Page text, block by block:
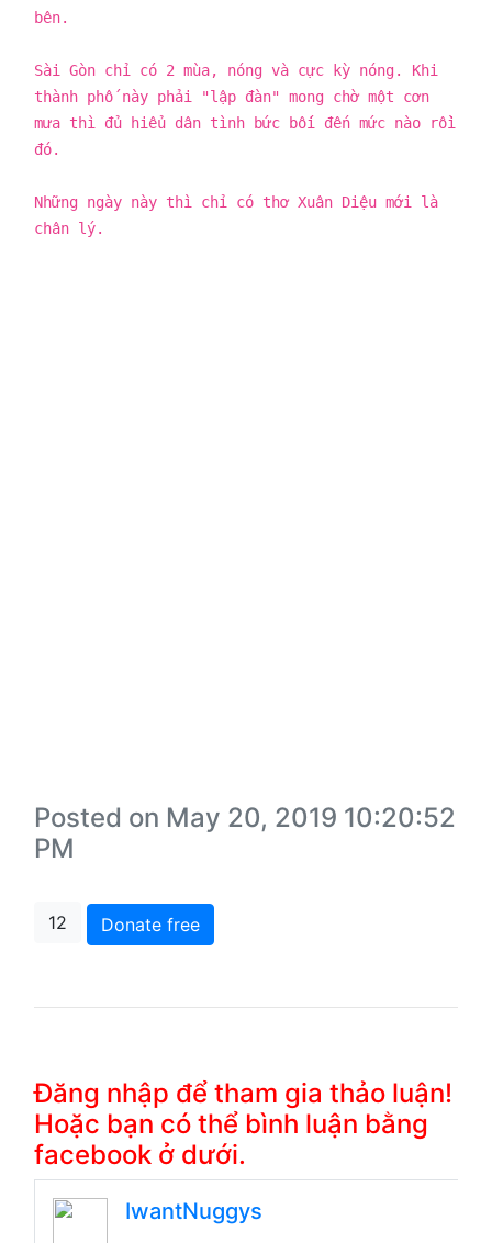
bên.
Sài Gòn chỉ có 2 mùa, nóng và cực kỳ nóng. Khi
thành phố này phải "lập đàn" mong chờ một cơn
mưa thì đủ hiểu dân tình bức bối đến mức nào rồi
đó.
Những ngày này thì chỉ có thơ Xuân Diệu mới là
chân lý.
Posted on May 20, 2019 10:20:52
PM
12 Donate free
Đăng nhập để tham gia thảo luận!
Hoặc bạn có thể bình luận bằng
facebook ở dưới.
IwantNuggys